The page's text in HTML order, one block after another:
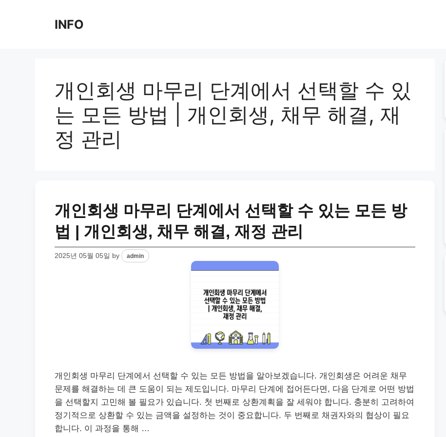
INFO
개인회생 마무리 단계에서 선택할 수 있
는 모든 방법 | 개인회생, 채무 해결, 재
정 관리
개인회생 마무리 단계에서 선택할 수 있는 모든 방
법 | 개인회생, 채무 해결, 재정 관리
2025년 05월 05일 by admin
개인회생 마무리 단계에서 선택할 수 있는 모든 방법을 알아보겠습니다. 개인회생은 어려운 채무
문제를 해결하는 데 큰 도움이 되는 제도입니다. 마무리 단계에 접어든다면, 다음 단계로 어떤 방법
을 선택할지 고민해 볼 필요가 있습니다. 첫 번째로 상환계획을 잘 세워야 합니다. 충분히 고려하여
정기적으로 상환할 수 있는 금액을 설정하는 것이 중요합니다. 두 번째로 채권자와의 협상이 필요
합니다. 이 과정을 통해 …